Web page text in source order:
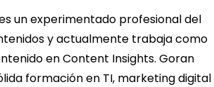
un experimentado profesional del
y actualmente trabaja como
en Content Insights. Goran
formación en TI, marketing digital